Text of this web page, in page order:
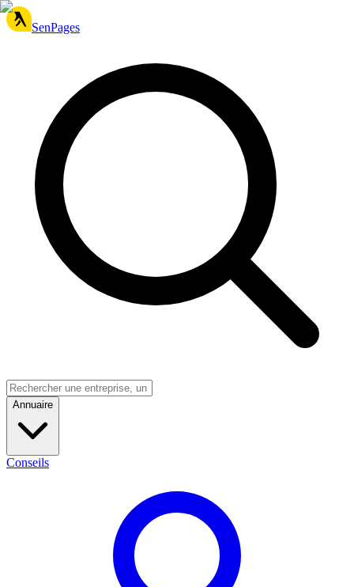
SenPages
Annuaire
Conseils